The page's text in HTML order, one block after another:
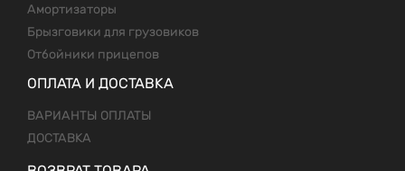
Амортизаторы
Брызговики для грузовиков
Отбойники прицепов
ОПЛАТА И ДОСТАВКА
ВАРИАНТЫ ОПЛАТЫ
ДОСТАВКА